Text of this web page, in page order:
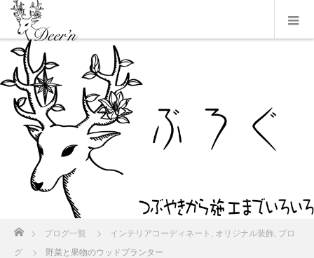
ブログ一覧 インテリアコーディネート , オリジナル装飾, ブロ
グ
野菜と果物のウッドプランター